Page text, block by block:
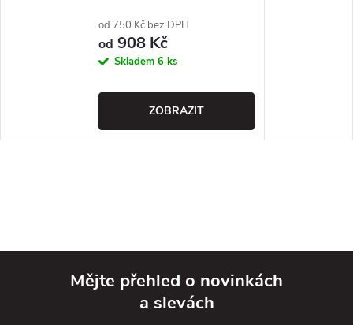
od 750 Kč bez DPH
od 908 Kč
Skladem 6 ks
ZOBRAZIT
Mějte přehled o novinkách
a slevách